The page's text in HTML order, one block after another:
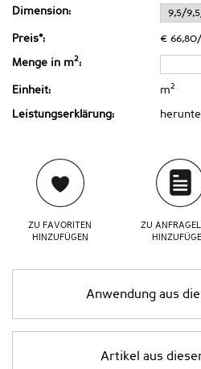
Dimension:
Preis*: €
Menge in m2:
Einheit: m2
Leistungserklärung:
ZU FAVORITEN
HINZUFÜGEN
ZU
Anwendung aus
Artikel aus